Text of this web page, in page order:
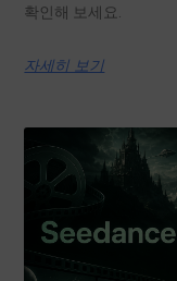
확인해 보세요.
자세히 보기